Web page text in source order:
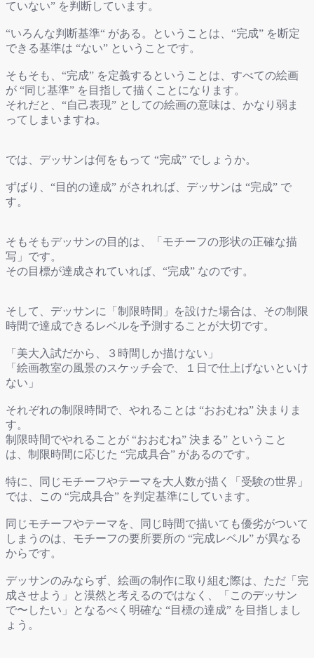
ていない” を判断しています。
“いろんな判断基準“ がある。ということは、“完成” を断定
できる基準は “ない” ということです。
そもそも、“完成” を定義するということは、すべての絵画
が “同じ基準” を目指して描くことになります。
それだと、“自己表現” としての絵画の意味は、かなり弱ま
ってしまいますね。
では、デッサンは何をもって “完成” でしょうか。
ずばり、“目的の達成” がされれば、デッサンは “完成” で
す。
そもそもデッサンの目的は、「モチーフの形状の正確な描
写」です。
その目標が達成されていれば、“完成” なのです。
そして、デッサンに「制限時間」を設けた場合は、その制限
時間で達成できるレベルを予測することが大切です。
「美大入試だから、３時間しか描けない」
「絵画教室の風景のスケッチ会で、１日で仕上げないといけ
ない」
それぞれの制限時間で、やれることは “おおむね” 決まりま
す。
制限時間でやれることが “おおむね” 決まる” ということ
は、制限時間に応じた “完成具合” があるのです。
特に、同じモチーフやテーマを大人数が描く「受験の世界」
では、この “完成具合” を判定基準にしています。
同じモチーフやテーマを、同じ時間で描いても優劣がついて
しまうのは、モチーフの要所要所の “完成レベル” が異なる
からです。
デッサンのみならず、絵画の制作に取り組む際は、ただ「完
成させよう」と漠然と考えるのではなく、「このデッサン
で〜したい」となるべく明確な “目標の達成” を目指しまし
ょう。